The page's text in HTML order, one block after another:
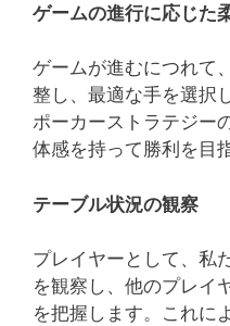
ゲームの進行に応じた
ゲームが進むにつれて
整し、最適な手を選択
ポーカーストラテジー
体感を持って勝利を目
テーブル状況の観察
プレイヤーとして、私
を観察し、他のプレイ
を把握します。これに